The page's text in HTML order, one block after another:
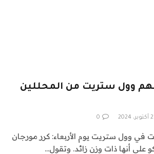
وول ستريت من المحللين
2024
0
في وول ستريت يوم الأربعاء: كرر مورجان
على أنها ذات وزن زائد. وتقول…